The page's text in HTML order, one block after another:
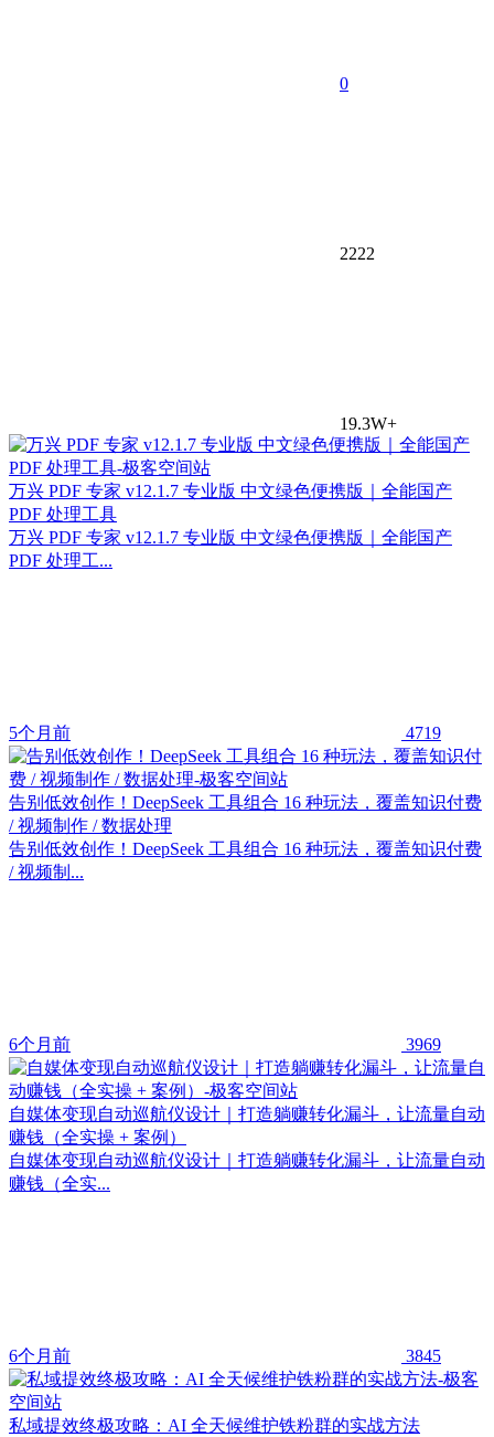
0
2222
19.3W+
万兴 PDF 专家 v12.1.7 专业版 中文绿色便携版｜全能国产
PDF 处理工具
万兴 PDF 专家 v12.1.7 专业版 中文绿色便携版｜全能国产
PDF 处理工...
5个月前 4719
告别低效创作！DeepSeek 工具组合 16 种玩法，覆盖知识付费
/ 视频制作 / 数据处理
告别低效创作！DeepSeek 工具组合 16 种玩法，覆盖知识付费
/ 视频制...
6个月前 3969
自媒体变现自动巡航仪设计｜打造躺赚转化漏斗，让流量自动
赚钱（全实操 + 案例）
自媒体变现自动巡航仪设计｜打造躺赚转化漏斗，让流量自动
赚钱（全实...
6个月前 3845
私域提效终极攻略：AI 全天候维护铁粉群的实战方法